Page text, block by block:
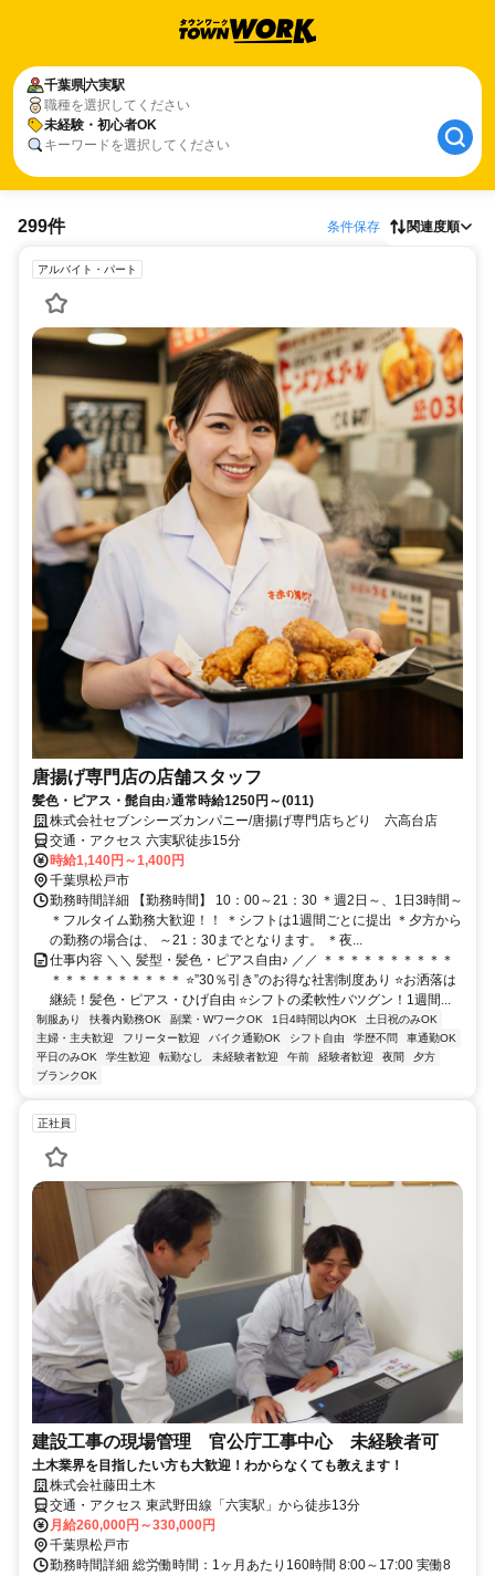
千葉県六実駅
職種を選択してください
未経験・初心者OK
キーワードを選択してください
299件 条件保存 関連度順
アルバイト・パート
唐揚げ専門店の店舗スタッフ
髪色・ピアス・髭自由♪通常時給1250円～(011)
株式会社セブンシーズカンパニー/唐揚げ専門店ちどり 六高台店
交通・アクセス 六実駅徒歩15分
時給1,140円～1,400円
千葉県松戸市
勤務時間詳細 【勤務時間】 10：00～21：30 ＊週2日～、1日3時間～
＊フルタイム勤務大歓迎！！ ＊シフトは1週間ごとに提出 ＊夕方から
の勤務の場合は、 ～21：30までとなります。 ＊夜...
仕事内容 ＼＼ 髪型・髪色・ピアス自由♪ ／／ ＊＊＊＊＊＊＊＊＊＊
＊＊＊＊＊＊＊＊＊＊ ⭐”30％引き”のお得な社割制度あり ⭐お洒落は
継続！髪色・ピアス・ひげ自由 ⭐シフトの柔軟性バツグン！1週間...
制服あり 扶養内勤務OK 副業・WワークOK 1日4時間以内OK
土日祝のみOK
主婦・主夫歓迎
フリーター歓迎 バイク通勤OK シフト自由 学歴不問
車通勤OK
平日のみOK
学生歓迎 転勤なし 未経験者歓迎 午前 経験者歓迎 夜間
夕方
ブランクOK
正社員
建設工事の現場管理 官公庁工事中心 未経験者可
土木業界を目指したい方も大歓迎！わからなくても教えます！
株式会社藤田土木
交通・アクセス 東武野田線「六実駅」から徒歩13分
月給260,000円～330,000円
千葉県松戸市
勤務時間詳細 総労働時間：1ヶ月あたり160時間 8:00～17:00 実働8